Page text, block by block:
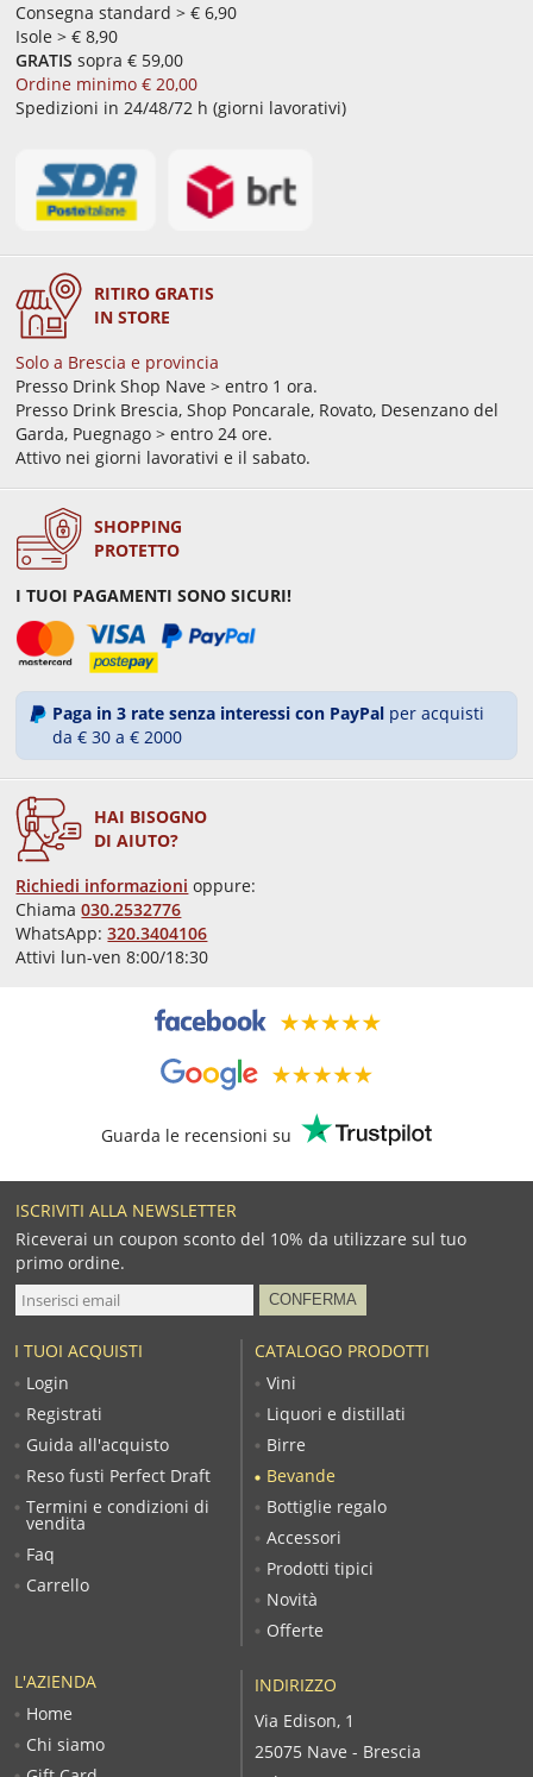
Consegna standard > € 6,90
Isole > € 8,90
GRATIS sopra € 59,00
Ordine minimo € 20,00
Spedizioni in 24/48/72 h (giorni lavorativi)
RITIRO GRATIS
IN STORE
Solo a Brescia e provincia
Presso Drink Shop Nave > entro 1 ora.
Presso Drink Brescia, Shop Poncarale, Rovato, Desenzano del
Garda, Puegnago > entro 24 ore.
Attivo nei giorni lavorativi e il sabato.
SHOPPING
PROTETTO
I TUOI PAGAMENTI SONO SICURI!
Paga in 3 rate senza interessi con PayPal per acquisti
da € 30 a € 2000
HAI BISOGNO
DI AIUTO?
Richiedi informazioni oppure:
Chiama030.2532776
WhatsApp:320.3404106
Attivi lun-ven 8:00/18:30
Guarda le recensioni su
ISCRIVITI ALLA NEWSLETTER
Riceverai un coupon sconto del 10% da utilizzare sul tuo
primo ordine.
L'AZIENDA
Home
Chi siamo
CATALOGO PRODOTTI
Vini
Liquori e distillati
Birre
Bevande
Bottiglie regalo
Accessori
Prodotti tipici
Novità
Offerte
I TUOI ACQUISTI
Login
Registrati
Guida all'acquisto
Reso fusti Perfect Draft
Termini e condizioni di
vendita
Faq
Carrello
INDIRIZZO
Via Edison, 1
25075 Nave - Brescia